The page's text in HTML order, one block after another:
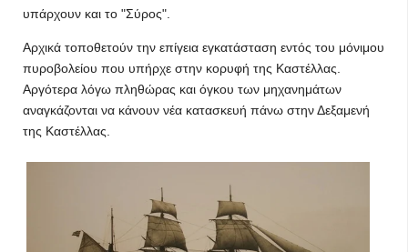
υπάρχουν και το "Σύρος".
Αρχικά τοποθετούν την επίγεια εγκατάσταση εντός του μόνιμου
πυροβολείου που υπήρχε στην κορυφή της Καστέλλας.
Αργότερα λόγω πληθώρας και όγκου των μηχανημάτων
αναγκάζονται να κάνουν νέα κατασκευή πάνω στην Δεξαμενή
της Καστέλλας.